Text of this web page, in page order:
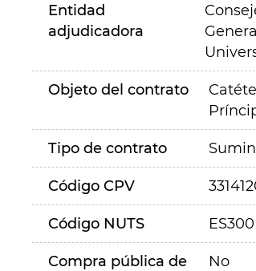
Entidad
adjudicadora
Objeto del contrato
Tipo de contrato
Código CPV
Código NUTS ES300
Compra pública de
No